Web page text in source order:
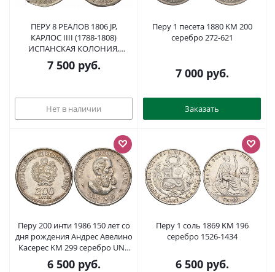
ПЕРУ 8 РЕАЛОВ 1806 JP,
КАРЛОС IIII (1788-1808)
ИСПАНСКАЯ КОЛОНИЯ,
МОНДВОР LIMA, ПРОБА 903,
ВЕС 26,9 ГР. KM 97 серебро 413-
7 500руб.
Нет в наличии
Перу 1 песета 1880 KM 200
серебро 272-621
7 000руб.
Заказать
Перу 200 инти 1986 150 лет со
дня рождения Андрес Авелино
Касерес KM 299 серебро UNC
413-4245
6 500руб.
Перу 1 соль 1869 KM 196
серебро 1526-1434
6 500руб.